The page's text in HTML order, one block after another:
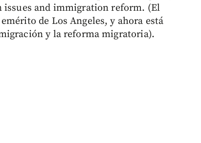
and immigration reform. (El
de Los Angeles, y ahora está
y la reforma migratoria).